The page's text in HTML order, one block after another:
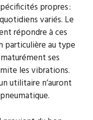
propres :
variés. Le
répondre à ces
au type
ses
les vibrations.
utilitaire n’auront